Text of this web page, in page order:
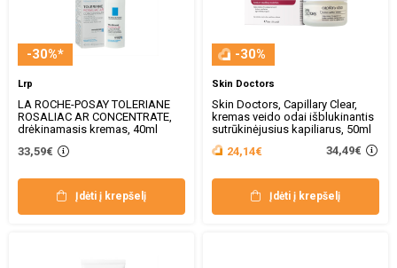
-30%*
Lrp
LA ROCHE-POSAY TOLERIANE
ROSALIAC AR CONCENTRATE,
drėkinamasis kremas, 40ml
33,59€
Įdėti į krepšelį
-30%
Skin Doctors
Skin Doctors, Capillary Clear,
kremas veido odai išblukinantis
sutrūkinėjusius kapiliarus, 50ml
24,14€
34,49€
Įdėti į krepšelį